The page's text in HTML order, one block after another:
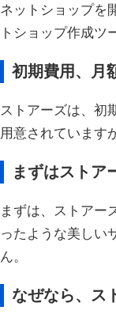
ネットショップを
トショップ作成ツ
初期費用、月
ストアーズは、初
用意されています
まずはストア
まずは、ストアー
ったような美しい
ん。
なぜなら、ス